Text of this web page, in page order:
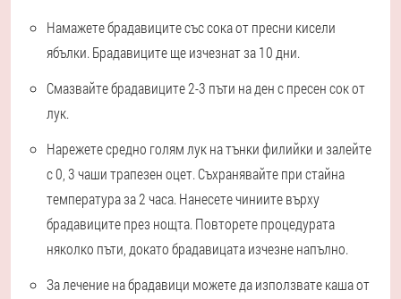
Намажете брадавиците със сока от пресни кисели
ябълки. Брадавиците ще изчезнат за 10 дни.
Смазвайте брадавиците 2-3 пъти на ден с пресен сок от
лук.
Нарежете средно голям лук на тънки филийки и залейте
с 0, 3 чаши трапезен оцет. Съхранявайте при стайна
температура за 2 часа. Нанесете чиниите върху
брадавиците през нощта. Повторете процедурата
няколко пъти, докато брадавицата изчезне напълно.
За лечение на брадавици можете да използвате каша от